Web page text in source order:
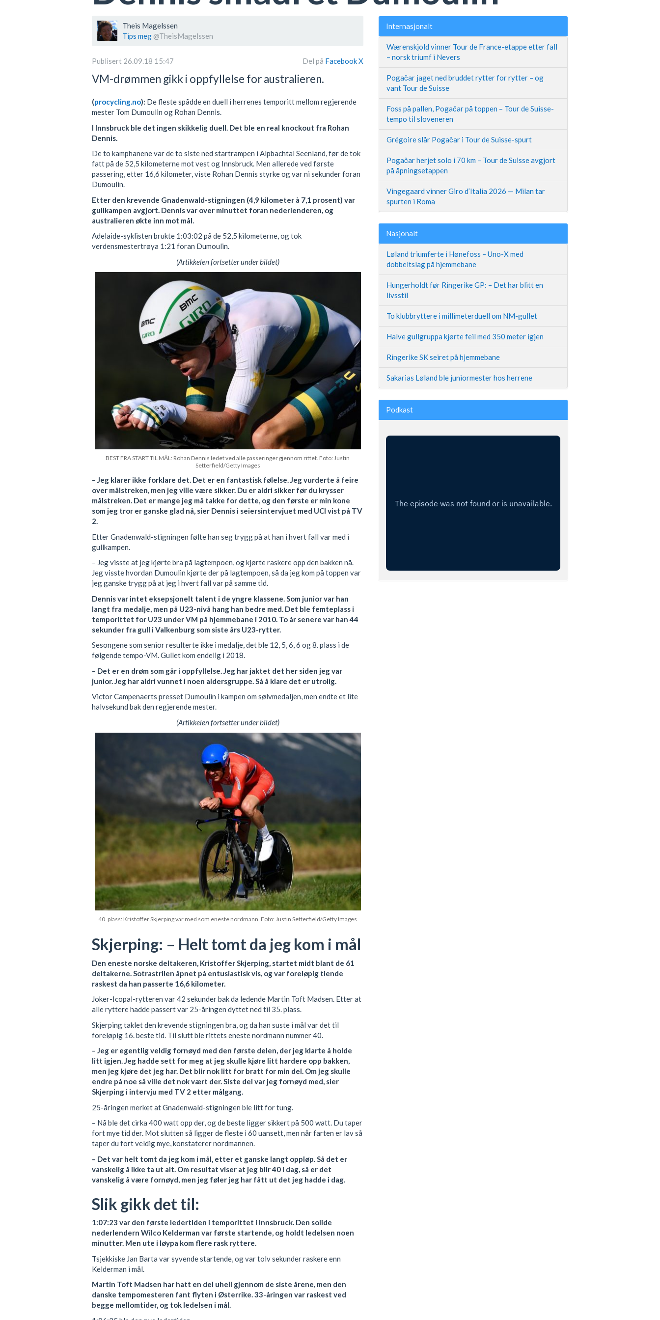
Theis Magelssen
Tips meg @TheisMagelssen
Publisert 26.09.18 15:47 Del på FacebookX
VM-drømmen gikk i oppfyllelse for australieren.
(procycling.no): De fleste spådde en duell i herrenes temporitt mellom regjerende
mester Tom Dumoulin og Rohan Dennis.
I Innsbruck ble det ingen skikkelig duell. Det ble en real knockout fra Rohan
Dennis.
De to kamphanene var de to siste ned startrampen i Alpbachtal Seenland, før de tok
fatt på de 52,5 kilometerne mot vest og Innsbruck. Men allerede ved første
passering, etter 16,6 kilometer, viste Rohan Dennis styrke og var ni sekunder foran
Dumoulin.
Etter den krevende Gnadenwald-stigningen (4,9 kilometer à 7,1 prosent) var
gullkampen avgjort. Dennis var over minuttet foran nederlenderen, og
australieren økte inn mot mål.
Adelaide-syklisten brukte 1:03:02 på de 52,5 kilometerne, og tok
verdensmestertrøya 1:21 foran Dumoulin.
(Artikkelen fortsetter under bildet)
BEST FRA START TIL MÅL: Rohan Dennis ledet ved alle passeringer gjennom rittet. Foto: Justin
Setterfield/Getty Images
– Jeg klarer ikke forklare det. Det er en fantastisk følelse. Jeg vurderte å feire
over målstreken, men jeg ville være sikker. Du er aldri sikker før du krysser
målstreken. Det er mange jeg må takke for dette, og den første er min kone
som jeg tror er ganske glad nå, sier Dennis i seiersintervjuet med UCI vist på TV
2.
Etter Gnadenwald-stigningen følte han seg trygg på at han i hvert fall var med i
gullkampen.
– Jeg visste at jeg kjørte bra på lagtempoen, og kjørte raskere opp den bakken nå.
Jeg visste hvordan Dumoulin kjørte der på lagtempoen, så da jeg kom på toppen var
jeg ganske trygg på at jeg i hvert fall var på samme tid.
Dennis var intet eksepsjonelt talent i de yngre klassene. Som junior var han
langt fra medalje, men på U23-nivå hang han bedre med. Det ble femteplass i
temporittet for U23 under VM på hjemmebane i 2010. To år senere var han 44
sekunder fra gull i Valkenburg som siste års U23-rytter.
Sesongene som senior resulterte ikke i medalje, det ble 12, 5, 6, 6 og 8. plass i de
følgende tempo-VM. Gullet kom endelig i 2018.
– Det er en drøm som går i oppfyllelse. Jeg har jaktet det her siden jeg var
junior. Jeg har aldri vunnet i noen aldersgruppe. Så å klare det er utrolig.
Victor Campenaerts presset Dumoulin i kampen om sølvmedaljen, men endte et lite
halvsekund bak den regjerende mester.
(Artikkelen fortsetter under bildet)
40. plass: Kristoffer Skjerping var med som eneste nordmann. Foto: Justin Setterfield/Getty Images
Skjerping: – Helt tomt da jeg kom i mål
Den eneste norske deltakeren, Kristoffer Skjerping, startet midt blant de 61
deltakerne. Sotrastrilen åpnet på entusiastisk vis, og var foreløpig tiende
raskest da han passerte 16,6 kilometer.
Joker-Icopal-rytteren var 42 sekunder bak da ledende Martin Toft Madsen. Etter at
alle ryttere hadde passert var 25-åringen dyttet ned til 35. plass.
Skjerping taklet den krevende stigningen bra, og da han suste i mål var det til
foreløpig 16. beste tid. Til slutt ble rittets eneste nordmann nummer 40.
– Jeg er egentlig veldig fornøyd med den første delen, der jeg klarte å holde
litt igjen. Jeg hadde sett for meg at jeg skulle kjøre litt hardere opp bakken,
men jeg kjøre det jeg har. Det blir nok litt for bratt for min del. Om jeg skulle
endre på noe så ville det nok vært der. Siste del var jeg fornøyd med, sier
Skjerping i intervju med TV 2 etter målgang.
25-åringen merket at Gnadenwald-stigningen ble litt for tung.
– Nå ble det cirka 400 watt opp der, og de beste ligger sikkert på 500 watt. Du taper
fort mye tid der. Mot slutten så ligger de fleste i 60 uansett, men når farten er lav så
taper du fort veldig mye, konstaterer nordmannen.
– Det var helt tomt da jeg kom i mål, etter et ganske langt oppløp. Så det er
vanskelig å ikke ta ut alt. Om resultat viser at jeg blir 40 i dag, så er det
vanskelig å være fornøyd, men jeg føler jeg har fått ut det jeg hadde i dag.
Slik gikk det til:
1:07:23 var den første ledertiden i temporittet i Innsbruck. Den solide
nederlendern Wilco Kelderman var første startende, og holdt ledelsen noen
minutter. Men ute i løypa kom flere rask ryttere.
Tsjekkiske Jan Barta var syvende startende, og var tolv sekunder raskere enn
Kelderman i mål.
Martin Toft Madsen har hatt en del uhell gjennom de siste årene, men den
danske tempomesteren fant flyten i Østerrike. 33-åringen var raskest ved
begge mellomtider, og tok ledelsen i mål.
Internasjonalt
Wærenskjold vinner Tour de France-etappe etter fall
– norsk triumf i Nevers
Pogačar jaget ned bruddet rytter for rytter – og
vant Tour de Suisse
Foss på pallen, Pogačar på toppen – Tour de Suisse-
tempo til sloveneren
Grégoire slår Pogačar i Tour de Suisse-spurt
Pogačar herjet solo i 70 km – Tour de Suisse avgjort
på åpningsetappen
Vingegaard vinner Giro d’Italia 2026 — Milan tar
spurten i Roma
Nasjonalt
Løland triumferte i Hønefoss – Uno-X med
dobbeltslag på hjemmebane
Hungerholdt før Ringerike GP: – Det har blitt en
livsstil
To klubbryttere i millimeterduell om NM-gullet
Halve gullgruppa kjørte feil med 350 meter igjen
Ringerike SK seiret på hjemmebane
Sakarias Løland ble juniormester hos herrene
Podkast